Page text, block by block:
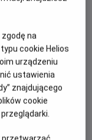
Bob Gale
bohater
się w czasie do
swojego
który, jak
z jednym z
doktor
zgodę na
cookie Helios
urządzeniu
ustawienia
znajdującego
cookie